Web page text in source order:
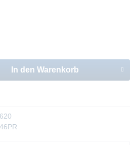
In den Warenkorb